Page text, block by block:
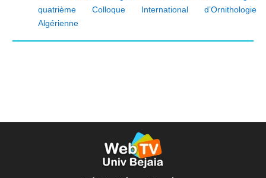
quatrième Colloque International d’Ornithologie
Algérienne